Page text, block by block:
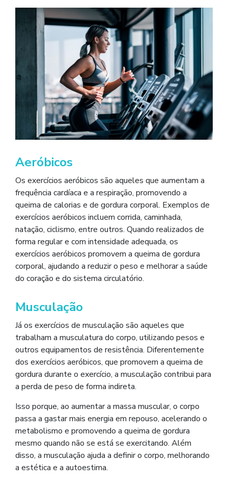
Aeróbicos
Os exercícios aeróbicos são aqueles que aumentam a
frequência cardíaca e a respiração, promovendo a
queima de calorias e de gordura corporal. Exemplos de
exercícios aeróbicos incluem corrida, caminhada,
natação, ciclismo, entre outros. Quando realizados de
forma regular e com intensidade adequada, os
exercícios aeróbicos promovem a queima de gordura
corporal, ajudando a reduzir o peso e melhorar a saúde
do coração e do sistema circulatório.
Musculação
Já os exercícios de musculação são aqueles que
trabalham a musculatura do corpo, utilizando pesos e
outros equipamentos de resistência. Diferentemente
dos exercícios aeróbicos, que promovem a queima de
gordura durante o exercício, a musculação contribui para
a perda de peso de forma indireta.
Isso porque, ao aumentar a massa muscular, o corpo
passa a gastar mais energia em repouso, acelerando o
metabolismo e promovendo a queima de gordura
mesmo quando não se está se exercitando. Além
disso, a musculação ajuda a definir o corpo, melhorando
a estética e a autoestima.